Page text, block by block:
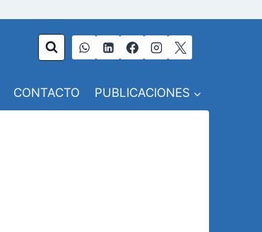
CONTACTO PUBLICACIONES